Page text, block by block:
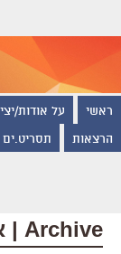
ראשי על אודות/
הרצאות תסריט.ים
Archive | אוגוסט, 2018